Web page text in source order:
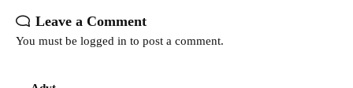
Leave a Comment
You must be logged in to post a comment.